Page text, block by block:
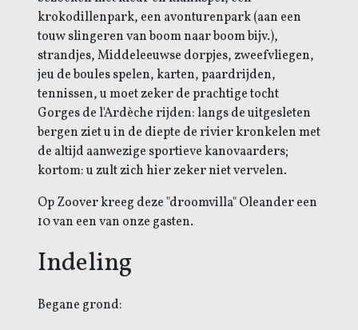
krokodillenpark, een avonturenpark (aan een
touw slingeren van boom naar boom bijv.),
strandjes, Middeleeuwse dorpjes, zweefvliegen,
jeu de boules spelen, karten, paardrijden,
tennissen, u moet zeker de prachtige tocht
Gorges de l'Ardèche rijden: langs de uitgesleten
bergen ziet u in de diepte de rivier kronkelen met
de altijd aanwezige sportieve kanovaarders;
kortom: u zult zich hier zeker niet vervelen.
Op Zoover kreeg deze "droomvilla" Oleander een
10 van een van onze gasten.
Indeling
Begane grond: